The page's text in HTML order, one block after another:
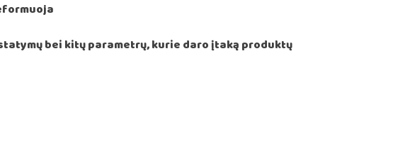
bei kitų parametrų, kurie daro įtaką produktų